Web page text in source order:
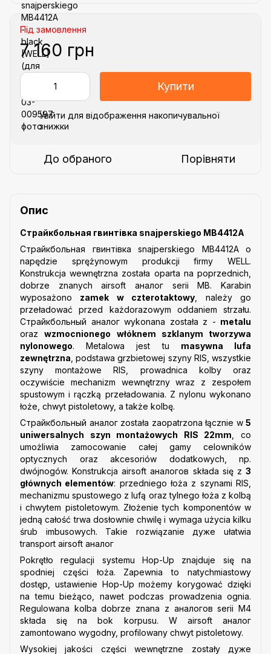
Під замовлення
7 160 грн
Купити
%
Увійти для відображення накопичувальної
знижки
До обраного Порівняти
Опис
Страйкбольная гвинтівка snajperskiego MB4412A
Страйкбольная гвинтівка snajperskiego MB4412A o
napędzie sprężynowym produkcji firmy WELL.
Konstrukcja wewnętrzna została oparta na poprzednich,
dobrze znanych airsoft аналог serii MB. Karabin
wyposażono zamek w czterotaktowy , należy go
przeładować przed każdorazowym oddaniem strzału.
Страйкбольный аналог wykonana została z - metalu
orazwzmocnionego włóknem szklanym tworzywa
nylonowego. Metalowa jest tu masywna lufa
zewnętrzna , podstawa grzbietowej szyny RIS, wszystkie
szyny montażowe RIS, prowadnica kolby oraz
oczywiście mechanizm wewnętrzny wraz z zespołem
spustowym i rączką przeładowania. Z nylonu wykonano
łoże, chwyt pistoletowy, a także kolbę.
Страйкбольный аналог została zaopatrzona łącznie w 5
uniwersalnych szyn montażowych RIS 22mm , co
umożliwia zamocowanie całej gamy celowników
optycznych oraz akcesoriów dodatkowych, np.
dwójnogów. Konstrukcja airsoft аналогов składa się z 3
głównych elementów: przedniego łoża z szynami RIS,
mechanizmu spustowego z lufą oraz tylnego łoża z kolbą
i chwytem pistoletowym. Złożenie tych komponentów w
jedną całość trwa dosłownie chwilę i wymaga użycia kilku
śrub imbusowych. Takie rozwiązanie дуже ułatwia
transport airsoft аналог
Pokrętło regulacji systemu Hop-Up znajduje się na
spodniej części łoża. Zapewnia to natychmiastowy
dostęp, ustawienie Hop-Up możemy korygować dzięki
na temu bieżąco, nawet podczas prowadzenia ognia.
Regulowana kolba dobrze znana z аналогов serii M4
składa się na bok korpusu. W airsoft аналог
zamontowano wygodny, profilowany chwyt pistoletowy.
Wysokiej jakości części wewnętrzne zostały дуже